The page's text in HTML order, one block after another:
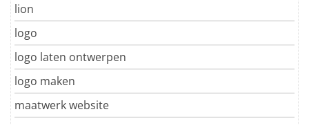
lion
logo
logo laten ontwerpen
logo maken
maatwerk website